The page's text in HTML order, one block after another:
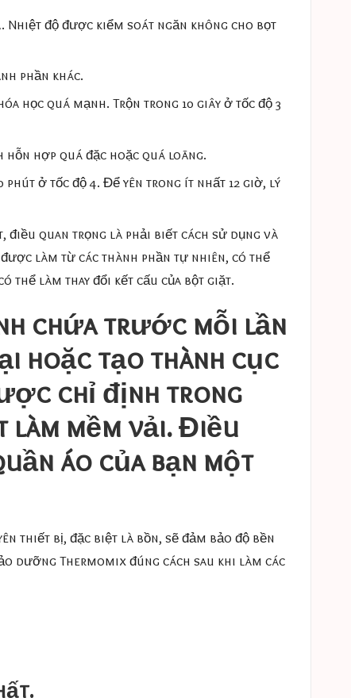
Nhiệt độ được kiểm soát ngăn không cho bọt
phần khác.
học quá mạnh. Trộn trong 10 giây ở tốc độ 3
hỗn hợp quá đặc hoặc quá loãng.
ở tốc độ 4. Để yên trong ít nhất 12 giờ, lý
điều quan trọng là phải biết cách sử dụng và
làm từ các thành phần tự nhiên, có thể
thể làm thay đổi kết cấu của bột giặt.
chứa trước mỗi lần
hoặc tạo thành cục
chỉ định trong
mềm vải. Điều
áo của bạn một
thiết bị, đặc biệt là bồn, sẽ đảm bảo độ bền
dưỡng Thermomix đúng cách sau khi làm các